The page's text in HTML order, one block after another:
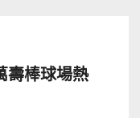
棒球場熱